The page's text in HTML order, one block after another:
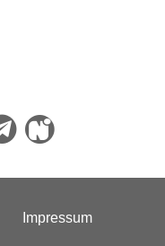
Impressum